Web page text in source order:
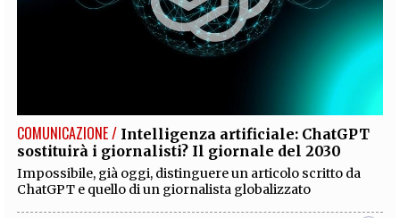
COMUNICAZIONE / Intelligenza artificiale: ChatGPT
sostituirà i giornalisti? Il giornale del 2030
Impossibile, già oggi, distinguere un articolo scritto da
ChatGPT e quello di un giornalista globalizzato